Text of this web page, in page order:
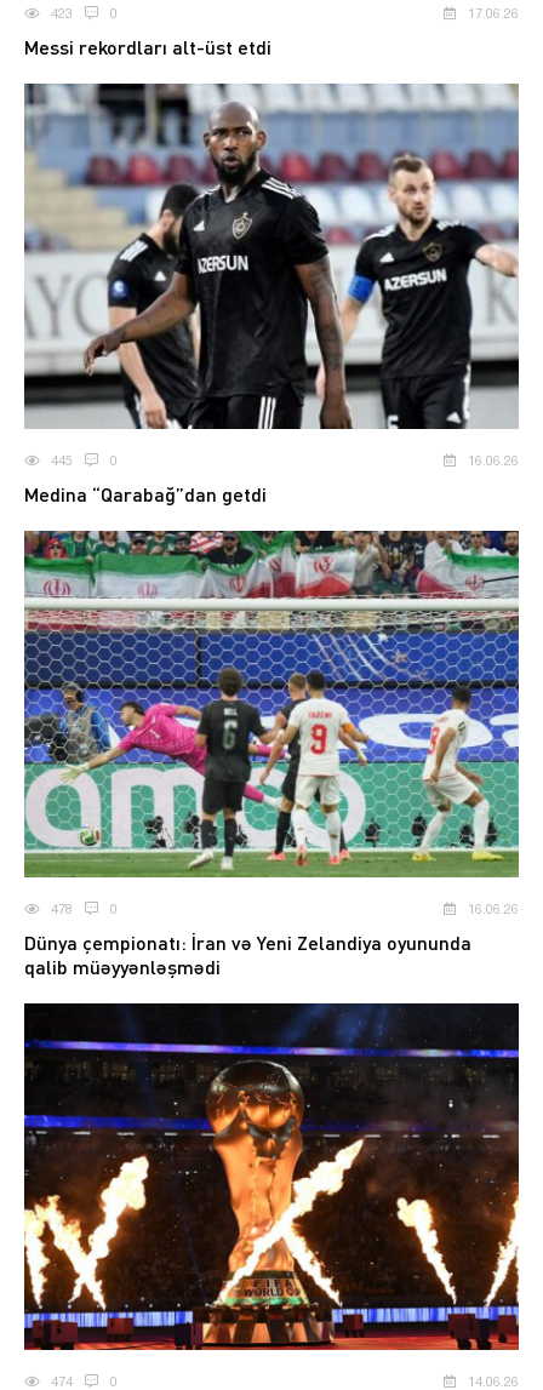
423 0 17.06.26
Messi rekordları alt-üst etdi
445 0 16.06.26
Medina “Qarabağ”dan getdi
478 0 16.06.26
Dünya çempionatı: İran və Yeni Zelandiya oyununda
qalib müəyyənləşmədi
474 0 14.06.26